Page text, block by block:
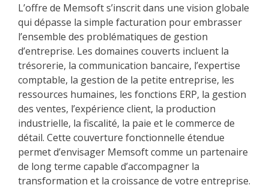
L’offre de Memsoft s’inscrit dans une vision globale
qui dépasse la simple facturation pour embrasser
l’ensemble des problématiques de gestion
d’entreprise. Les domaines couverts incluent la
trésorerie, la communication bancaire, l’expertise
comptable, la gestion de la petite entreprise, les
ressources humaines, les fonctions ERP, la gestion
des ventes, l’expérience client, la production
industrielle, la fiscalité, la paie et le commerce de
détail. Cette couverture fonctionnelle étendue
permet d’envisager Memsoft comme un partenaire
de long terme capable d’accompagner la
transformation et la croissance de votre entreprise.